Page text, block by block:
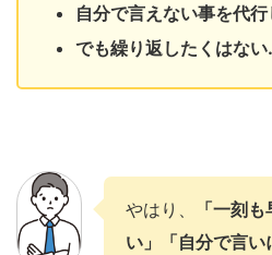
自分で言えない事を代
でも繰り返したくはない
やはり、
「一刻
い」「自分で言い